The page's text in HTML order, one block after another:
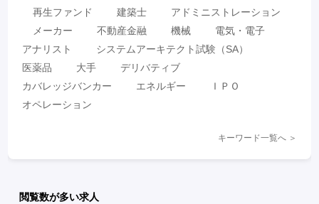
再生ファンド
建築士
アドミニストレーション
メーカー
不動産金融 機械
電気・電子
アナリスト
システムアーキテクト試験（SA）
医薬品
大手
デリバティブ
カバレッジバンカー
エネルギー
ＩＰＯ
オペレーション
キーワード一覧へ ＞
閲覧数が多い求人